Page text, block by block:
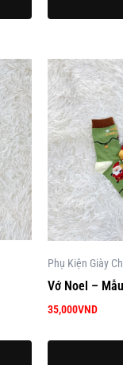
Phụ Kiện Giày
Vớ Noel –
35,000VND